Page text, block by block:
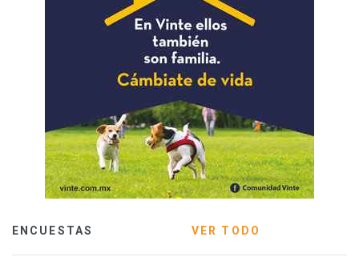
ENCUESTAS VER TODO